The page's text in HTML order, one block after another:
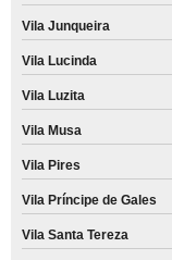
Vila Junqueira
Vila Lucinda
Vila Luzita
Vila Musa
Vila Pires
Vila Príncipe de Gales
Vila Santa Tereza